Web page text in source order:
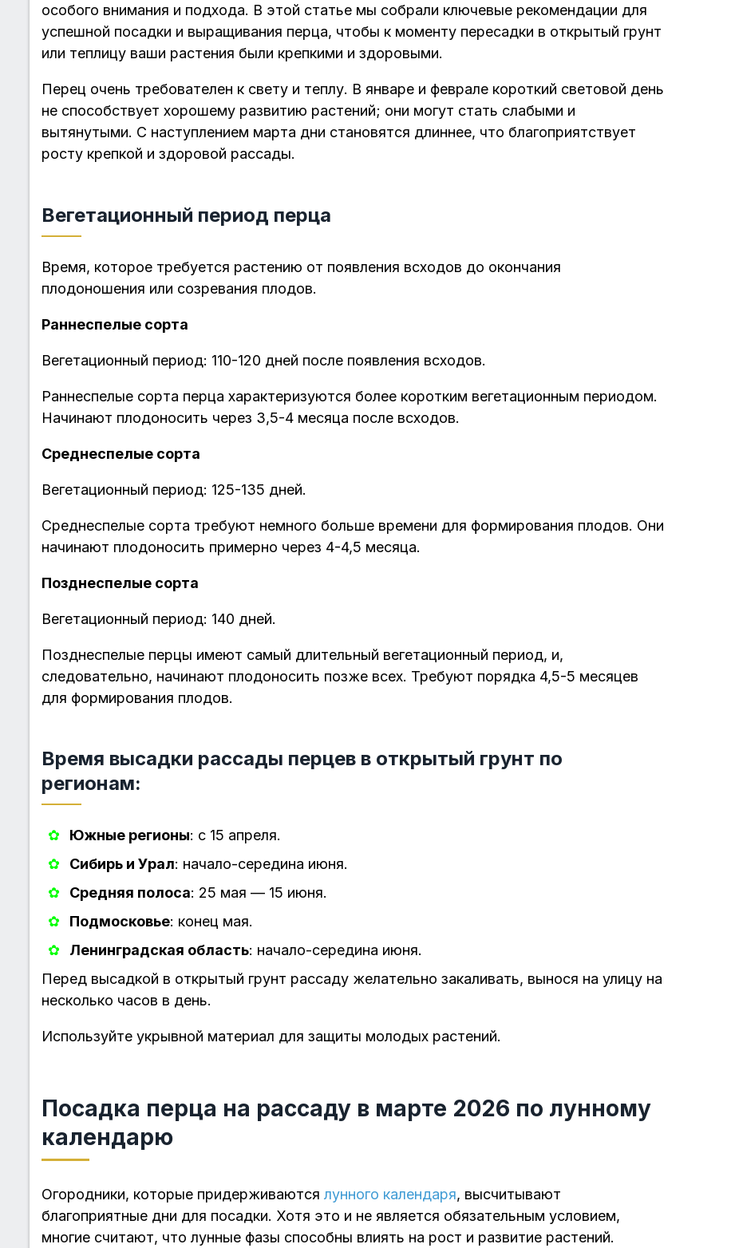
особого внимания и подхода. В этой статье мы собрали ключевые рекомендации для
успешной посадки и выращивания перца, чтобы к моменту пересадки в открытый грунт
или теплицу ваши растения были крепкими и здоровыми.
Перец очень требователен к свету и теплу. В январе и феврале короткий световой день
не способствует хорошему развитию растений; они могут стать слабыми и
вытянутыми. С наступлением марта дни становятся длиннее, что благоприятствует
росту крепкой и здоровой рассады.
Вегетационный период перца
Время, которое требуется растению от появления всходов до окончания
плодоношения или созревания плодов.
Раннеспелые сорта
Вегетационный период: 110-120 дней после появления всходов.
Раннеспелые сорта перца характеризуются более коротким вегетационным периодом.
Начинают плодоносить через 3,5-4 месяца после всходов.
Среднеспелые сорта
Вегетационный период: 125-135 дней.
Среднеспелые сорта требуют немного больше времени для формирования плодов. Они
начинают плодоносить примерно через 4-4,5 месяца.
Позднеспелые сорта
Вегетационный период: 140 дней.
Позднеспелые перцы имеют самый длительный вегетационный период, и,
следовательно, начинают плодоносить позже всех. Требуют порядка 4,5-5 месяцев
для формирования плодов.
Время высадки рассады перцев в открытый грунт по
регионам:
Южные регионы: с 15 апреля.
Сибирь и Урал: начало-середина июня.
Средняя полоса: 25 мая — 15 июня.
Подмосковье: конец мая.
Ленинградская область: начало-середина июня.
Перед высадкой в открытый грунт рассаду желательно закаливать, вынося на улицу на
несколько часов в день.
Используйте укрывной материал для защиты молодых растений.
Посадка перца на рассаду в марте 2026 по лунному
календарю
Огородники, которые придерживаются лунного календаря, высчитывают
благоприятные дни для посадки. Хотя это и не является обязательным условием,
многие считают, что лунные фазы способны влиять на рост и развитие растений.